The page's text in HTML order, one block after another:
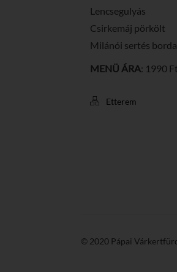
Lencsegulyás
Csirkemáj pörkölt
Milánói sertés borda
MENÜ ÁRA: 1990 Ft
Etterem
© 2020 Pápai